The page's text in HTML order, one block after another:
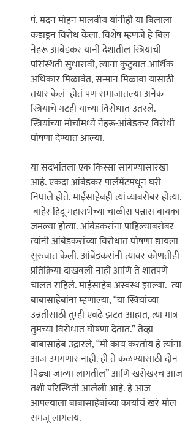
पं. मदन मोहन मालवीय यांनीही या बिलाला
कडाडून विरोध केला. विशेष म्हणजे हे बिल
नेहरू आंबेडकर यांनी देशातील स्त्रियांची
परिस्थिती सुधारावी, त्यांना कुटुंबात आर्थिक
अधिकार मिळावेत, सन्मान मिळावा यासाठी
तयार केलं  होतं पण समाजातल्या अनेक
स्त्रियांचे गटही याच्या विरोधात उतरले.
स्त्रियांच्या मोर्चामध्ये नेहरू-आंबेडकर विरोधी
घोषणा देण्यात आल्या.
या संदर्भातला एक किस्सा सांगण्यासारखा
आहे. एकदा आंबेडकर पार्लमेंटमधून घरी
निघाले होते. माईसाहेबही त्यांच्याबरोबर होत्या.
बाहेर हिंदू महासभेच्या चाळीस-पन्नास बायका
जमल्या होत्या. आंबेडकरांना पाहिल्याबरोबर
त्यांनी आंबेडकरांच्या विरोधात घोषणा द्यायला
सुरुवात केली. आंबेडकरांनी त्यावर कोणतीही
प्रतिक्रिया दाखवली नाही आणि ते शांतपणे
चालत राहिले. माईसाहेब अस्वस्थ झाल्या.  त्या
बाबासाहेबांना म्हणाल्या, ‘‘या स्त्रियांच्या
उन्नतीसाठी तुम्ही एवढे झटत आहात, त्या मात्र
तुमच्या विरोधात घोषणा देतात.’’ तेव्हा
बाबासाहेब उद्गारले, ‘‘मी काय करतोय हे त्यांना
आज उमगणार नाही. ही ते कळण्यासाठी दोन
पिढ्या जाव्या लागतील’’ आणि खरोखरच आज
तशी परिस्थिती आलेली आहे. हे आज
आपल्याला बाबासाहेबांच्या कार्याचं खरं मोल
समजू लागलंय.